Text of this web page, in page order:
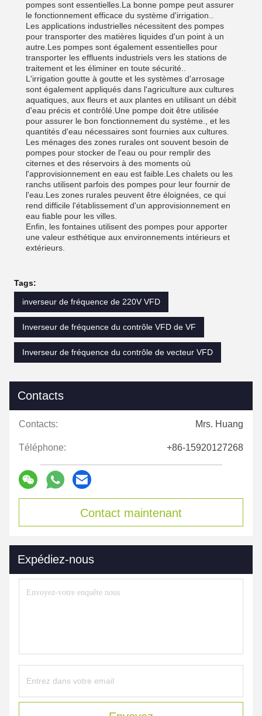
pompes sont essentielles.La bonne pompe peut assurer
le fonctionnement efficace du système d'irrigation..
Les applications industrielles nécessitent des pompes
pour transporter des matières liquides d'un point à un
autre.Les pompes sont également essentielles pour
transporter les effluents industriels vers les stations de
traitement et les éliminer en toute sécurité..
L'irrigation goutte à goutte et les systèmes d'arrosage
sont également appliqués dans l'agriculture aux cultures
aquatiques, aux fleurs et aux plantes en utilisant un débit
d'eau précis et contrôlé.Une pompe doit être utilisée
pour assurer le bon fonctionnement du système., et les
quantités d'eau nécessaires sont fournies aux cultures.
Les ménages des zones rurales ont souvent besoin de
pompes pour stocker de l'eau ou pour remplir des
citernes et des réservoirs à des moments où
l'approvisionnement en eau est faible.Les chalets ou les
ranchs utilisent parfois des pompes pour leur fournir de
l'eau.Les zones rurales peuvent être éloignées, ce qui
rend difficile l'établissement d'un approvisionnement en
eau fiable pour les villes.
Enfin, les fontaines utilisent des pompes pour apporter
une valeur esthétique aux environnements intérieurs et
extérieurs.
Tags:
inverseur de fréquence de 220V VFD
Inverseur de fréquence du contrôle VFD de VF
Inverseur de fréquence du contrôle de vecteur VFD
Contacts
Contacts: Mrs. Huang
Téléphone: +86-15920127268
Contact maintenant
Expédiez-nous